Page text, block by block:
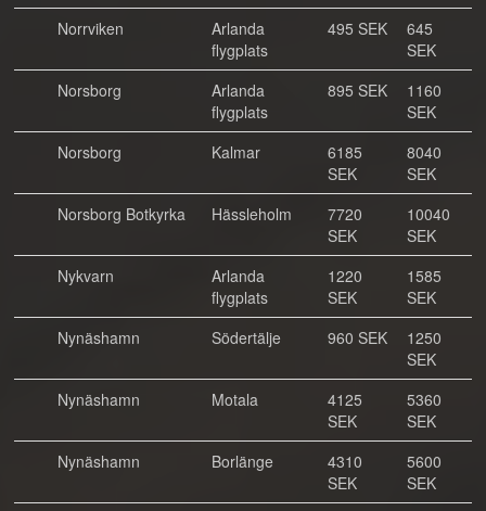
Norrviken
Arlanda
flygplats
495 SEK
645
SEK
Norsborg
Arlanda
flygplats
895 SEK
1160
SEK
Norsborg
Kalmar
6185
SEK
8040
SEK
Norsborg Botkyrka
Hässleholm
7720
SEK
10040
SEK
Nykvarn
Arlanda
flygplats
1220
SEK
1585
SEK
Nynäshamn
Södertälje 960 SEK
1250
SEK
Nynäshamn
Motala
4125
SEK
5360
SEK
Nynäshamn
Borlänge
4310
SEK
5600
SEK